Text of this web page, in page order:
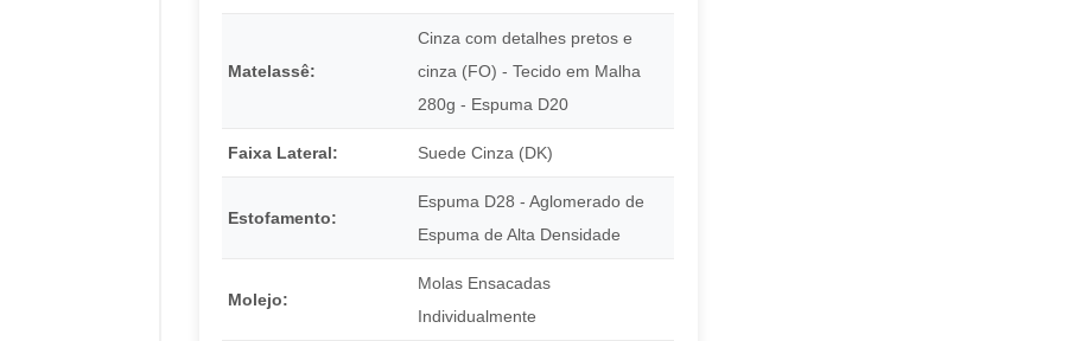
Matelassê:
Cinza com detalhes pretos e
cinza (FO) - Tecido em Malha
280g - Espuma D20
Faixa Lateral: Suede Cinza (DK)
Estofamento:
Espuma D28 - Aglomerado de
Espuma de Alta Densidade
Molejo:
Molas Ensacadas
Individualmente